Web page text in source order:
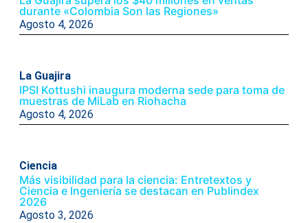
durante «Colombia Son las Regiones»
Agosto 4, 2026
La Guajira
IPSI Kottushi inaugura moderna sede para toma de
muestras de MiLab en Riohacha
Agosto 4, 2026
Ciencia
Más visibilidad para la ciencia: Entretextos y
Ciencia e Ingeniería se destacan en Publindex
2026
Agosto 3, 2026